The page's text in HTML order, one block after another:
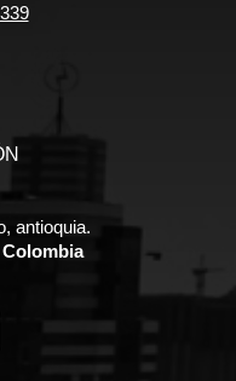
antioquia.